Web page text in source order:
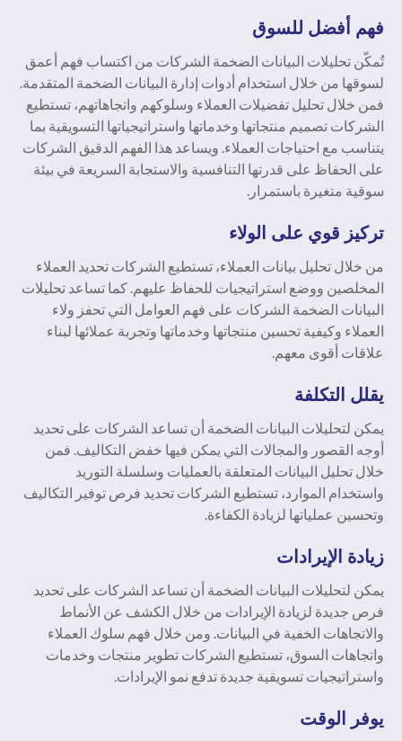
فهم أفضل للسوق
تُمكّن تحليلات البيانات الضخمة الشركات من اكتساب فهم أعمق
لسوقها من خلال استخدام أدوات إدارة البيانات الضخمة المتقدمة.
فمن خلال تحليل تفضيلات العملاء وسلوكهم واتجاهاتهم، تستطيع
الشركات تصميم منتجاتها وخدماتها واستراتيجياتها التسويقية بما
يتناسب مع احتياجات العملاء. ويساعد هذا الفهم الدقيق الشركات
على الحفاظ على قدرتها التنافسية والاستجابة السريعة في بيئة
سوقية متغيرة باستمرار.
تركيز قوي على الولاء
من خلال تحليل بيانات العملاء، تستطيع الشركات تحديد العملاء
المخلصين ووضع استراتيجيات للحفاظ عليهم. كما تساعد تحليلات
البيانات الضخمة الشركات على فهم العوامل التي تحفز ولاء
العملاء وكيفية تحسين منتجاتها وخدماتها وتجربة عملائها لبناء
علاقات أقوى معهم.
يقلل التكلفة
يمكن لتحليلات البيانات الضخمة أن تساعد الشركات على تحديد
أوجه القصور والمجالات التي يمكن فيها خفض التكاليف. فمن
خلال تحليل البيانات المتعلقة بالعمليات وسلسلة التوريد
واستخدام الموارد، تستطيع الشركات تحديد فرص توفير التكاليف
وتحسين عملياتها لزيادة الكفاءة.
زيادة الإيرادات
يمكن لتحليلات البيانات الضخمة أن تساعد الشركات على تحديد
فرص جديدة لزيادة الإيرادات من خلال الكشف عن الأنماط
والاتجاهات الخفية في البيانات. ومن خلال فهم سلوك العملاء
واتجاهات السوق، تستطيع الشركات تطوير منتجات وخدمات
واستراتيجيات تسويقية جديدة تدفع نمو الإيرادات.
يوفر الوقت